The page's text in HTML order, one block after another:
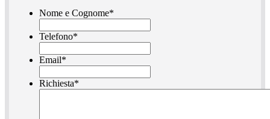
Nome e Cognome*
Telefono*
Email*
Richiesta*